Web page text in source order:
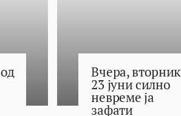
Вчера, вторник
23 јуни силно
невреме ја
зафати